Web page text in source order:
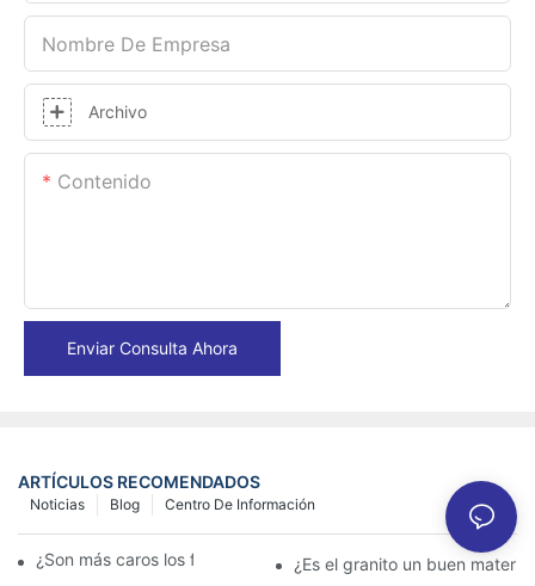
Nombre De Empresa
Archivo
Contenido
Enviar Consulta Ahora
ARTÍCULOS RECOMENDADOS
Centro De Información
Blog
Noticias
¿Son más caros los fregaderos de granito?¿Es el granito un buen